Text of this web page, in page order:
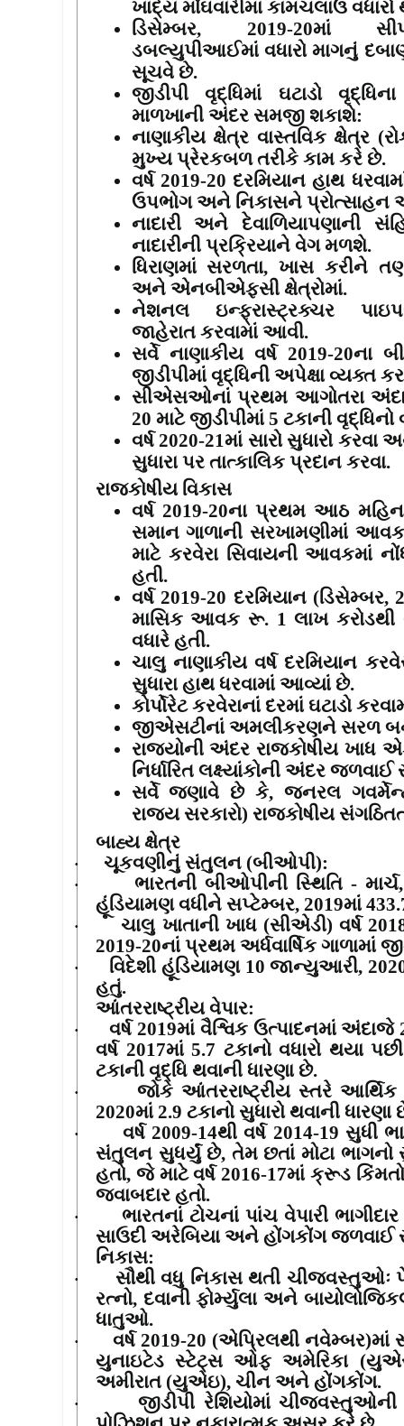
ખાદ્ય મોંઘવારીમાં કામચલાઉ વધારો
ડિસેમ્બર, 2019-20માં
ડબલ્યુપીઆઈમાં વધારો માગનું
સૂચવે છે.
જીડીપી વૃદ્ધિમાં ઘટાડો
માળખાની અંદર સમજી શકાશે:
નાણાકીય ક્ષેત્ર વાસ્તવિક ક્ષેત્ર
મુખ્ય પ્રેરકબળ તરીકે કામ કરે છે.
વર્ષ 2019-20દરમિયાન હાથ
ઉપભોગ અને નિકાસને
નાદારી અને દેવાળિયાપણાની
નાદારીની પ્રક્રિયાને વેગ મળશે.
ધિરાણમાં સરળતા,ખાસ કરીને
અને એનબીએફસી ક્ષેત્રોમાં.
નેશનલ ઇન્ફ્રાસ્ટ્રક્ચર
જાહેરાત કરવામાં આવી.
સર્વે નાણાકીય વર્ષ 2019-20ના
જીડીપીમાં વૃદ્ધિની અપેક્ષા વ્યક્ત
સીએસઓનાં પ્રથમ આગોતરા
20 માટે જીડીપીમાં5 ટકાની
વર્ષ2020-21માં સારો સુધારો કરવા
સુધારા પર તાત્કાલિક પ્રદાન કરવા.
રાજકોષીય વિકાસ
વર્ષ 2019-20ના પ્રથમ આઠ મહિના
સમાન ગાળાની સરખામણીમાં
માટે કરવેરા સિવાયની આવકમાં
હતી.
વર્ષ2019-20 દરમિયાન (ડિસેમ્બર,
માસિક આવક રૂ. 1લાખ
વધારે હતી.
ચાલુ નાણાકીય વર્ષ દરમિયાન
સુધારા હાથ ધરવામાં આવ્યાં છે.
કોર્પોરેટ કરવેરાનાં દરમાં ઘટાડો
જીએસટીનાં અમલીકરણને સરળ
રાજ્યોની અંદર રાજકોષીય ખાધ
નિર્ધારિત લક્ષ્યાંકોની અંદર જળવાઈ
સર્વે જણાવે છે કે,જનરલ
રાજ્ય સરકારો) રાજકોષીય
બાહ્ય ક્ષેત્ર
· ચૂકવણીનું સંતુલન (બીઓપી):
· ભારતની બીઓપીની સ્થિતિ - માર્ચ
હૂંડિયામણ વધીને સપ્ટેમ્બર, 2019માં
· ચાલુ ખાતાની ખાધ (સીએડી) વર્ષ
2019-20નાં પ્રથમ અર્ધવાર્ષિક ગાળામાં
· વિદેશી હૂંડિયામણ 10જાન્યુઆરી,
હતું.
આંતરરાષ્ટ્રીય વેપાર:
· વર્ષ2019માં વૈશ્વિક ઉત્પાદનમાં અંદાજે
વર્ષ 2017માં5.7 ટકાનો વધારો થયા
ટકાની વૃદ્ધિ થવાની ધારણા છે.
·
જોકે આંતરરાષ્ટ્રીય સ્તરે આર્થિક
2020માં2.9 ટકાનો સુધારો થવાની ધારણા
· વર્ષ2009-14થી વર્ષ 2014-19 સુધી
સંતુલન સુધર્યું છે, તેમ છતાં મોટા ભાગનો
હતો, જે માટે વર્ષ2016-17માં ક્રૂડ
જવાબદાર હતો.
·
ભારતનાં ટોચનાં પાંચ વેપારી
સાઉદી અરેબિયા અને હોંગકોંગ જળવાઈ
નિકાસ:
·
સૌથી વધુ નિકાસ થતી ચીજવસ્તુઓઃ
રત્નો, દવાની ફોર્મ્યુલા અને
ધાતુઓ.
· વર્ષ 2019-20 (એપ્રિલથી નવેમ્બર)માં
યુનાઇટેડ સ્ટેટ્સ ઓફ અમેરિકા
અમીરાત (યુએઇ), ચીન અને હોંગકોંગ.
·
જીડીપી રેશિયોમાં ચીજવસ્તુઓની